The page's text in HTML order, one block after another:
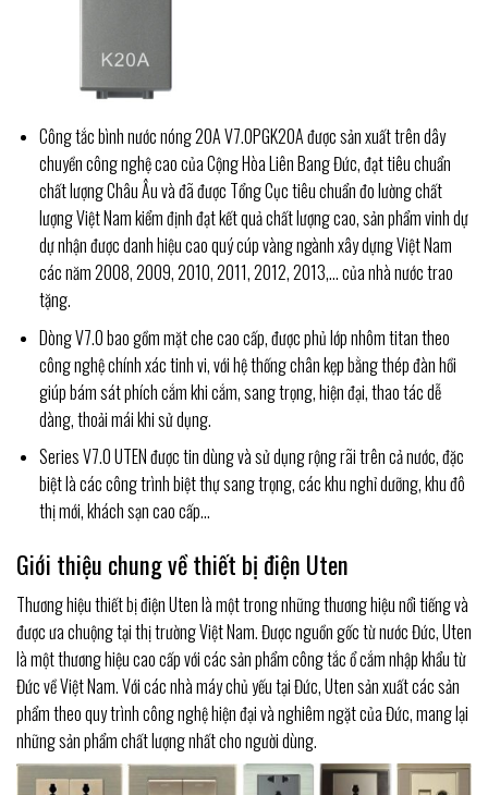
Công tắc bình nước nóng 20A V7.0PGK20A được sản xuất trên dây
chuyền công nghệ cao của Cộng Hòa Liên Bang Đức, đạt tiêu chuẩn
chất lượng Châu Âu và đã được Tổng Cục tiêu chuẩn đo lường chất
lượng Việt Nam kiểm định đạt kết quả chất lượng cao, sản phẩm vinh dự
dự nhận được danh hiệu cao quý cúp vàng ngành xây dựng Việt Nam
các năm 2008, 2009, 2010, 2011, 2012, 2013,… của nhà nước trao
tặng.
Dòng V7.0 bao gồmmặt che cao cấp, được phủ lớp nhôm titan theo
công nghệ chính xác tinh vi, với hệ thống chân kẹp bằng thép đàn hồi
giúp bám sát phích cắm khi cắm, sang trọng, hiện đại, thao tác dễ
dàng, thoải mái khi sử dụng.
Series V7.0 UTEN được tin dùng và sử dụng rộng rãi trên cả nước, đặc
biệt là các công trình biệt thự sang trọng, các khu nghỉ dưỡng, khu đô
thị mới, khách sạn cao cấp…
Giới thiệu chung về thiết bị điện Uten
Thương hiệu thiết bị điện Uten là một trong những thương hiệu nổi tiếng và
được ưa chuộng tại thị trường Việt Nam. Được nguồn gốc từ nước Đức, Uten
là một thương hiệu cao cấp với các sản phẩm công tắc ổ cắm nhập khẩu từ
Đức về Việt Nam. Với các nhà máy chủ yếu tại Đức, Uten sản xuất các sản
phẩm theo quy trình công nghệ hiện đại và nghiêm ngặt của Đức, mang lại
những sản phẩm chất lượng nhất cho người dùng.